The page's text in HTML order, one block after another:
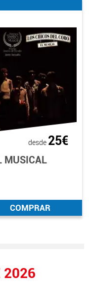
desde 25€
MUSICAL
COMPRAR
2026